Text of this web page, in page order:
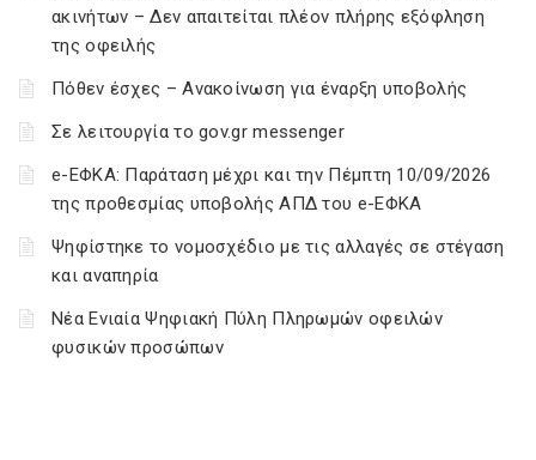
ακινήτων – Δεν απαιτείται πλέον πλήρης εξόφληση
της οφειλής
Πόθεν έσχες – Ανακοίνωση για έναρξη υποβολής
Σε λειτουργία το gov.gr messenger
e-ΕΦΚΑ: Παράταση μέχρι και την Πέμπτη 10/09/2026
της προθεσμίας υποβολής ΑΠΔ του e-ΕΦΚΑ
Ψηφίστηκε το νομοσχέδιο με τις αλλαγές σε στέγαση
και αναπηρία
Νέα Ενιαία Ψηφιακή Πύλη Πληρωμών οφειλών
φυσικών προσώπων